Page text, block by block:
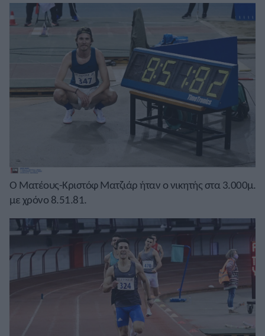
Ο Ματέους-Κριστόφ Ματζιάρ ήταν ο νικητής στα 3.000μ.
με χρόνο 8.51.81.